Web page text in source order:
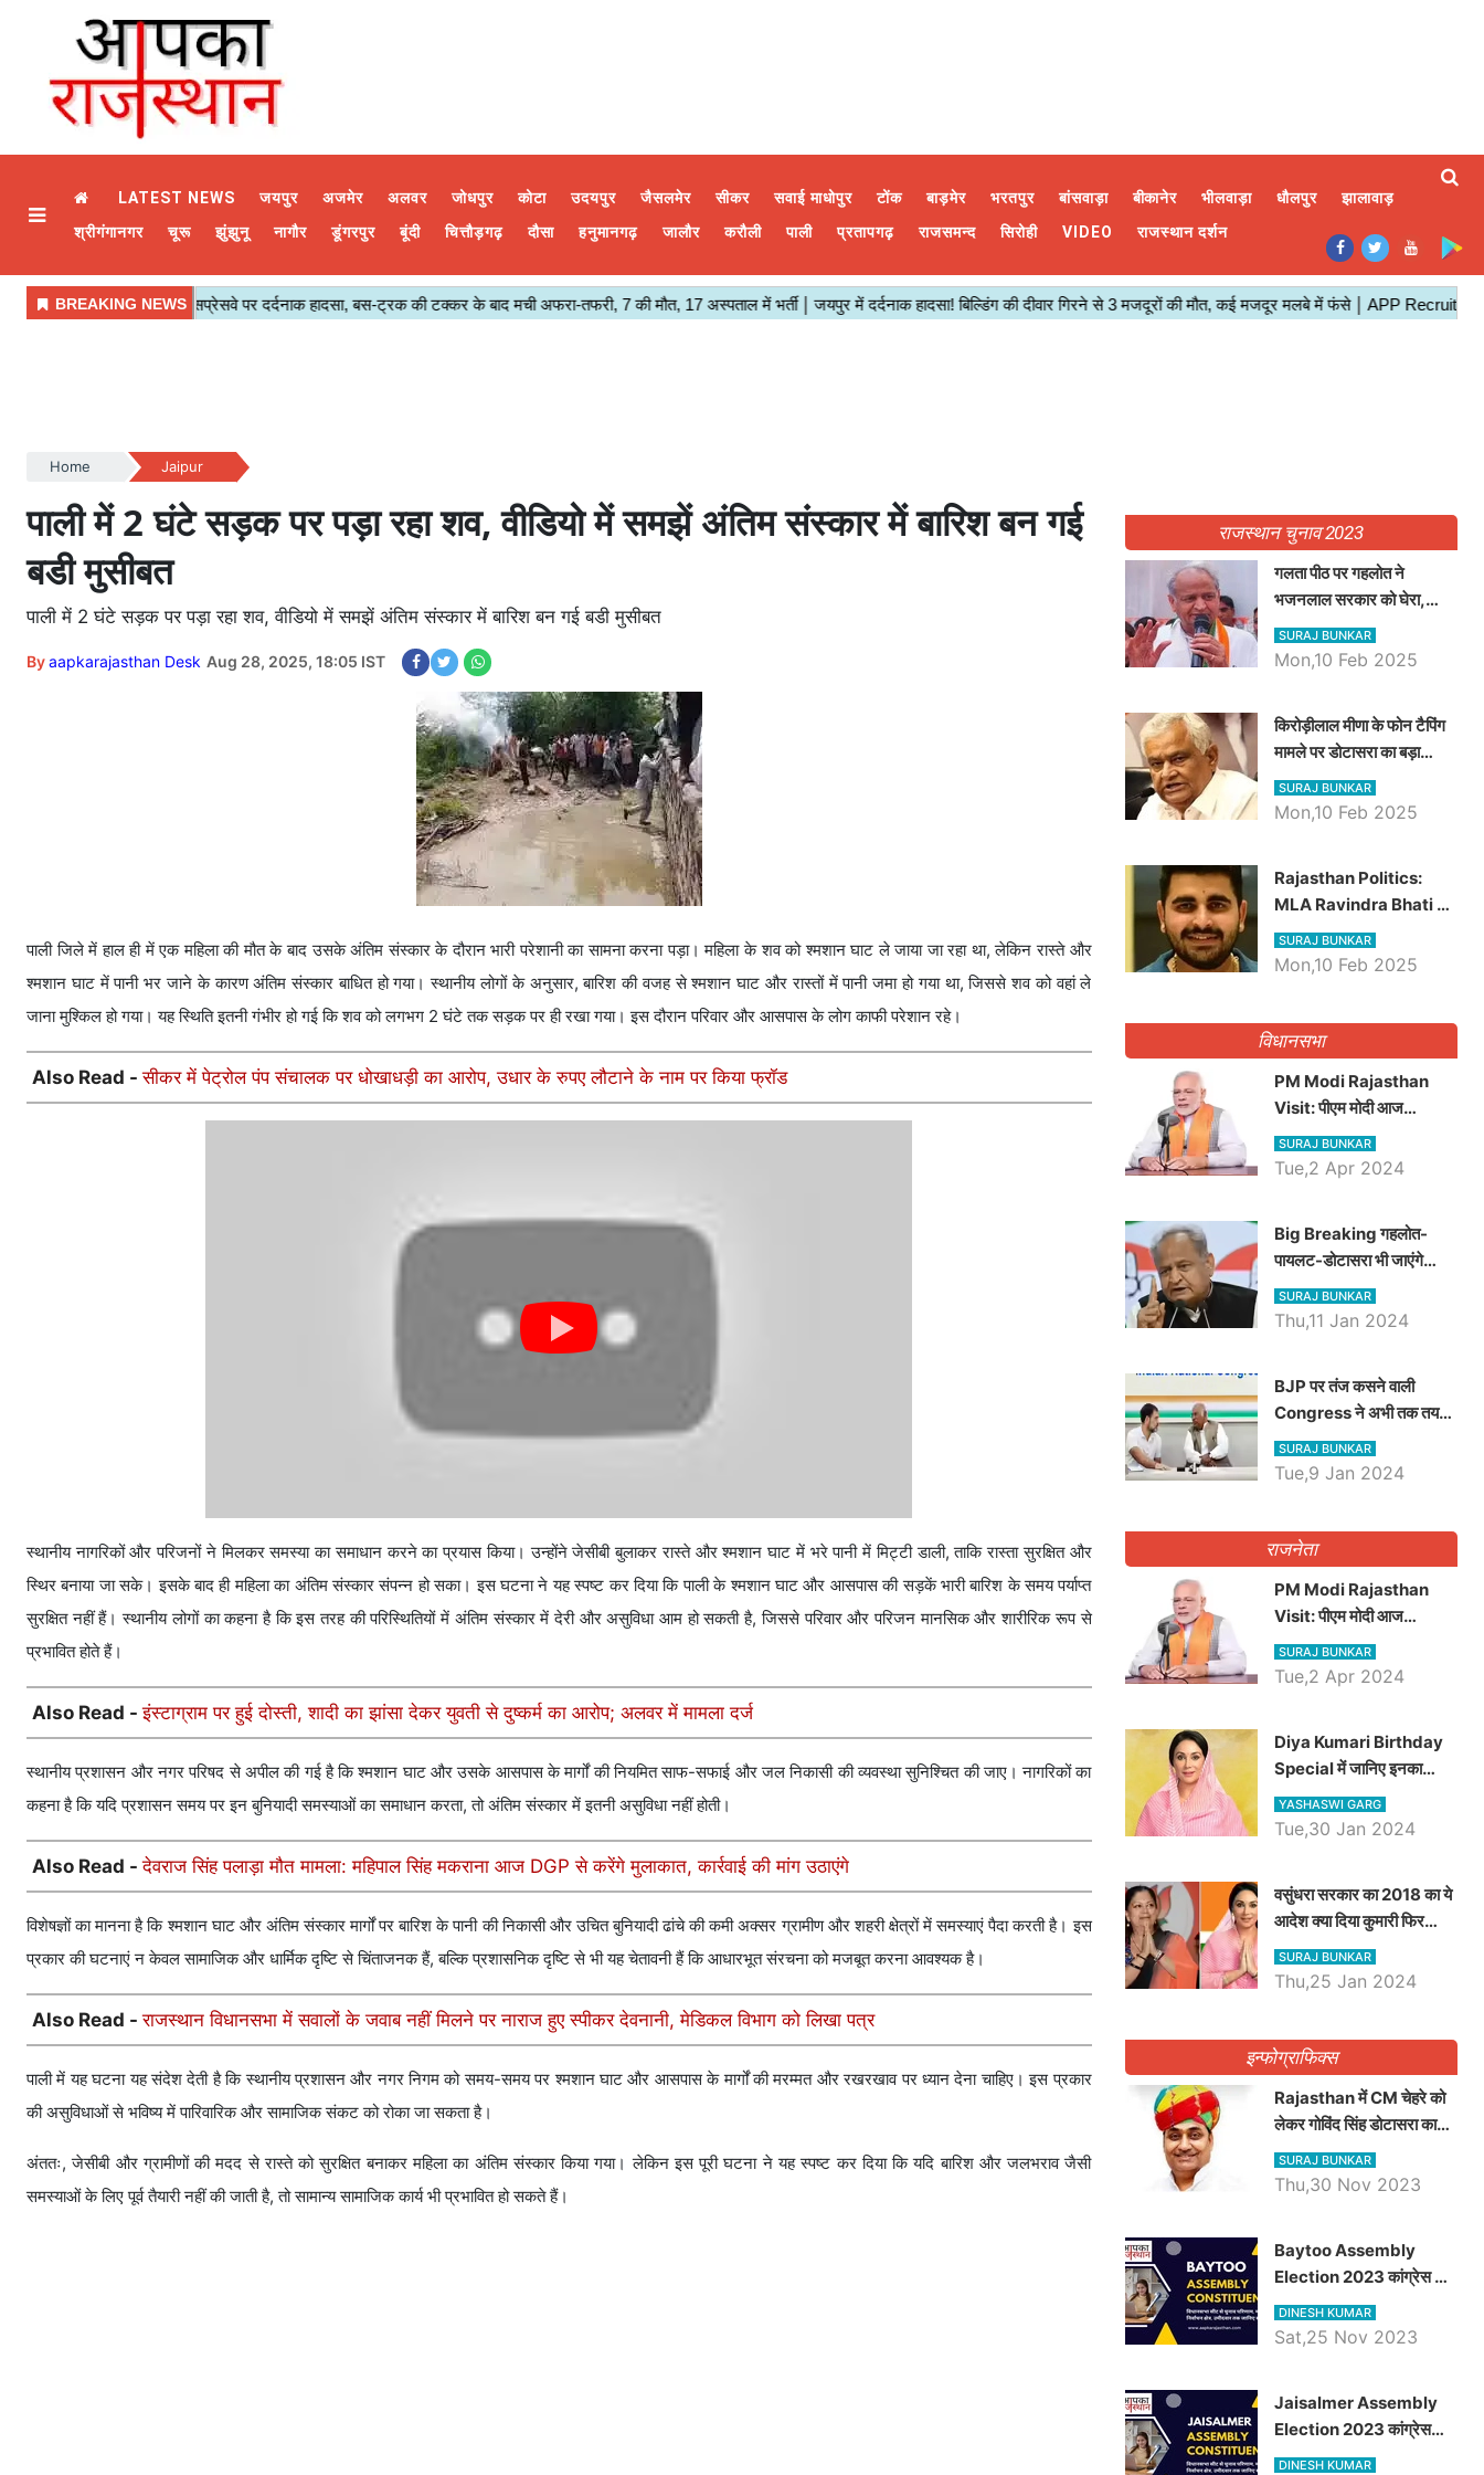
LATEST NEWS जयपुर अजमेर अलवर जोधपुर कोटा उदयपुर जैसलमेर सीकर सवाई माधोपुर टोंक बाड़मेर भरतपुर बांसवाड़ा बीकानेर भीलवाड़ा धौलपुर
झालावाड़
श्रीगंगानगर
चूरू झुंझुनू नागौर डूंगरपुर बूंदी चित्तौड़गढ़ दौसा हनुमानगढ़ जालौर करौली पाली प्रतापगढ़ राजसमन्द सिरोही VIDEO राजस्थान दर्शन
Home Jaipur
पाली में 2 घंटे सड़क पर पड़ा रहा शव, वीडियो में समझें अंतिम संस्कार में बारिश बन गई
बडी मुसीबत
पाली में 2 घंटे सड़क पर पड़ा रहा शव, वीडियो में समझें अंतिम संस्कार में बारिश बन गई बडी मुसीबत
Byaapkarajasthan Desk Aug 28, 2025, 18:05 IST
पाली जिले में हाल ही में एक महिला की मौत के बाद उसके अंतिम संस्कार के दौरान भारी परेशानी का सामना करना पड़ा। महिला के शव को श्मशान घाट ले जाया जा रहा था, लेकिन रास्ते और
श्मशान घाट में पानी भर जाने के कारण अंतिम संस्कार बाधित हो गया। स्थानीय लोगों के अनुसार, बारिश की वजह से श्मशान घाट और रास्तों में पानी जमा हो गया था, जिससे शव को वहां ले
जाना मुश्किल हो गया। यह स्थिति इतनी गंभीर हो गई कि शव को लगभग 2 घंटे तक सड़क पर ही रखा गया। इस दौरान परिवार और आसपास के लोग काफी परेशान रहे।
Also Read -सीकर में पेट्रोल पंप संचालक पर धोखाधड़ी का आरोप, उधार के रुपए लौटाने के नाम पर किया फ्रॉड
स्थानीय नागरिकों और परिजनों ने मिलकर समस्या का समाधान करने का प्रयास किया। उन्होंने जेसीबी बुलाकर रास्ते और श्मशान घाट में भरे पानी में मिट्टी डाली, ताकि रास्ता सुरक्षित और
स्थिर बनाया जा सके। इसके बाद ही महिला का अंतिम संस्कार संपन्न हो सका। इस घटना ने यह स्पष्ट कर दिया कि पाली के श्मशान घाट और आसपास की सड़कें भारी बारिश के समय पर्याप्त
सुरक्षित नहीं हैं। स्थानीय लोगों का कहना है कि इस तरह की परिस्थितियों में अंतिम संस्कार में देरी और असुविधा आम हो सकती है, जिससे परिवार और परिजन मानसिक और शारीरिक रूप से
प्रभावित होते हैं।
Also Read -इंस्टाग्राम पर हुई दोस्ती, शादी का झांसा देकर युवती से दुष्कर्म का आरोप; अलवर में मामला दर्ज
स्थानीय प्रशासन और नगर परिषद से अपील की गई है कि श्मशान घाट और उसके आसपास के मार्गों की नियमित साफ-सफाई और जल निकासी की व्यवस्था सुनिश्चित की जाए। नागरिकों का
कहना है कि यदि प्रशासन समय पर इन बुनियादी समस्याओं का समाधान करता, तो अंतिम संस्कार में इतनी असुविधा नहीं होती।
Also Read -देवराज सिंह पलाड़ा मौत मामला: महिपाल सिंह मकराना आज DGP से करेंगे मुलाकात, कार्रवाई की मांग उठाएंगे
विशेषज्ञों का मानना है कि श्मशान घाट और अंतिम संस्कार मार्गों पर बारिश के पानी की निकासी और उचित बुनियादी ढांचे की कमी अक्सर ग्रामीण और शहरी क्षेत्रों में समस्याएं पैदा करती है। इस
प्रकार की घटनाएं न केवल सामाजिक और धार्मिक दृष्टि से चिंताजनक हैं, बल्कि प्रशासनिक दृष्टि से भी यह चेतावनी हैं कि आधारभूत संरचना को मजबूत करना आवश्यक है।
Also Read -राजस्थान विधानसभा में सवालों के जवाब नहीं मिलने पर नाराज हुए स्पीकर देवनानी, मेडिकल विभाग को लिखा पत्र
पाली में यह घटना यह संदेश देती है कि स्थानीय प्रशासन और नगर निगम को समय-समय पर श्मशान घाट और आसपास के मार्गों की मरम्मत और रखरखाव पर ध्यान देना चाहिए। इस प्रकार
की असुविधाओं से भविष्य में पारिवारिक और सामाजिक संकट को रोका जा सकता है।
अंततः, जेसीबी और ग्रामीणों की मदद से रास्ते को सुरक्षित बनाकर महिला का अंतिम संस्कार किया गया। लेकिन इस पूरी घटना ने यह स्पष्ट कर दिया कि यदि बारिश और जलभराव जैसी
समस्याओं के लिए पूर्व तैयारी नहीं की जाती है, तो सामान्य सामाजिक कार्य भी प्रभावित हो सकते हैं।
राजस्थान चुनाव 2023
गलता पीठ पर गहलोत ने
भजनलाल सरकार को घेरा,
Video में देखें अब तक बड़ी
खबरें
SURAJ BUNKAR
Mon,10 Feb 2025
किरोड़ीलाल मीणा के फोन टैपिंग
मामले पर डोटासरा का बड़ा
आरोप, वीडियो में देखें AZ बड़ी
खबरें
SURAJ BUNKAR
Mon,10 Feb 2025
Rajasthan Politics:
MLA Ravindra Bhati ने
प्रदेश की शिक्षा व्यवस्था पर
उठाए सवाल, Madan
SURAJ BUNKAR
Mon,10 Feb 2025
विधानसभा
PM Modi Rajasthan
Visit: पीएम मोदी आज
राजस्थान में कोटपूतली में करेंगे
विशाल रैली, एक सभा से 8 सीटों
SURAJ BUNKAR
Tue,2 Apr 2024
Big Breaking गहलोत-
पायलट-डोटासरा भी जाएंगे
अयोध्या, करेंगे रामलला के दर्शन
SURAJ BUNKAR
Thu,11 Jan 2024
BJP पर तंज कसने वाली
Congress ने अभी तक तय
नहीं किया नेता प्रतिपक्ष, जानें
कौन होगा दावेदार
SURAJ BUNKAR
Tue,9 Jan 2024
राजनेता
PM Modi Rajasthan
Visit: पीएम मोदी आज
राजस्थान में कोटपूतली में करेंगे
विशाल रैली, एक सभा से 8 सीटों
SURAJ BUNKAR
Tue,2 Apr 2024
Diya Kumari Birthday
Special में जानिए इनका
राजकुमारी से राजस्थान की
डिप्टी सीएम बनने तक का सफर,
YASHASWI GARG
Tue,30 Jan 2024
वसुंधरा सरकार का 2018 का ये
आदेश क्या दिया कुमारी फिर
करेंगी लागू? कांग्रेस सरकार ने
किया था निरस्त
SURAJ BUNKAR
Thu,25 Jan 2024
इन्फोग्राफिक्स
Rajasthan में CM चेहरे को
लेकर गोविंद सिंह डोटासरा का
बड़ा बयान आया सामने, जानें
विचार
SURAJ BUNKAR
Thu,30 Nov 2023
Baytoo Assembly
Election 2023 कांग्रेस से
हरीश चौधरी तो बालाराम मुंड होंगे
भाजपा उम्मीदवार, जानिये बायतू
DINESH KUMAR
Sat,25 Nov 2023
​​​​​​​Jaisalmer Assembly
Election 2023 कांग्रेस
रूपा राम मेघवाल तो छोटु सिंह
DINESH KUMAR